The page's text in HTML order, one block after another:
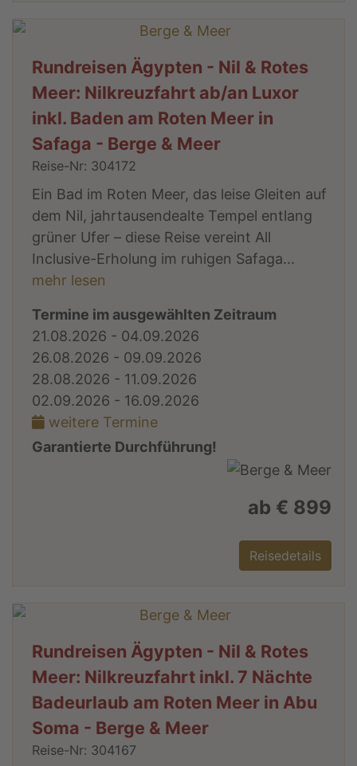
Rundreisen Ägypten - Nil & Rotes
Meer: Nilkreuzfahrt ab/an Luxor
inkl. Baden am Roten Meer in
Safaga - Berge & Meer
Reise-Nr: 304172
Ein Bad im Roten Meer, das leise Gleiten auf
dem Nil, jahrtausendealte Tempel entlang
grüner Ufer – diese Reise vereint All
Inclusive-Erholung im ruhigen Safaga...
mehr lesen
Termine im ausgewählten Zeitraum
21.08.2026 - 04.09.2026
26.08.2026 - 09.09.2026
28.08.2026 - 11.09.2026
02.09.2026 - 16.09.2026
weitere Termine
Garantierte Durchführung!
ab € 899
Reisedetails
Rundreisen Ägypten - Nil & Rotes
Meer: Nilkreuzfahrt inkl. 7 Nächte
Badeurlaub am Roten Meer in Abu
Soma - Berge & Meer
Reise-Nr: 304167